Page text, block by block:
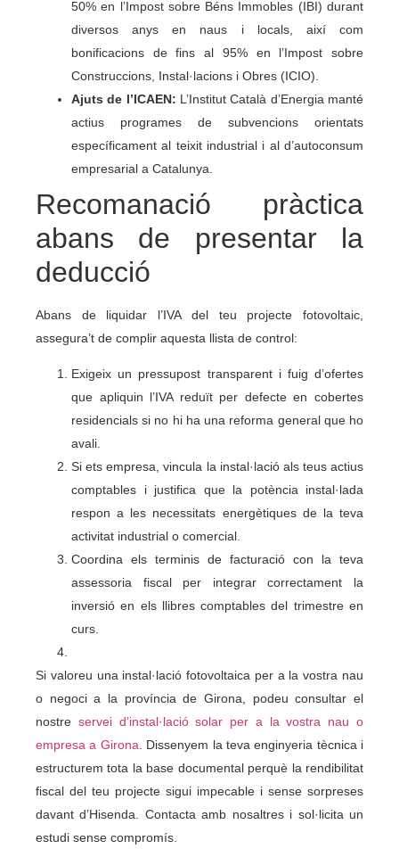
50% en l’Impost sobre Béns Immobles (IBI) durant
diversos anys en naus i locals, així com
bonificacions de fins al 95% en l’Impost sobre
Construccions, Instal·lacions i Obres (ICIO).
Ajuts de l’ICAEN: L’Institut Català d’Energia manté
actius programes de subvencions orientats
específicament al teixit industrial i al d’autoconsum
empresarial a Catalunya.
Recomanació pràctica
abans de presentar la
deducció
Abans de liquidar l’IVA del teu projecte fotovoltaic,
assegura’t de complir aquesta llista de control:
Exigeix un pressupost transparent i fuig d’ofertes
que apliquin l’IVA reduït per defecte en cobertes
residencials si no hi ha una reforma general que ho
avali.
Si ets empresa, vincula la instal·lació als teus actius
comptables i justifica que la potència instal·lada
respon a les necessitats energètiques de la teva
activitat industrial o comercial.
Coordina els terminis de facturació con la teva
assessoria fiscal per integrar correctament la
inversió en els llibres comptables del trimestre en
curs.
Si valoreu una instal·lació fotovoltaica per a la vostra nau
o negoci a la província de Girona, podeu consultar el
nostre servei d’instal·lació solar per a la vostra nau o
empresa a Girona. Dissenyem la teva enginyeria tècnica i
estructurem tota la base documental perquè la rendibilitat
fiscal del teu projecte sigui impecable i sense sorpreses
davant d’Hisenda. Contacta amb nosaltres i sol·licita un
estudi sense compromís.